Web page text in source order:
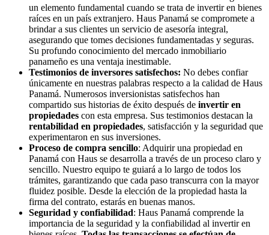
un elemento fundamental cuando se trata de invertir en bienes
raíces en un país extranjero. Haus Panamá se compromete a
brindar a sus clientes un servicio de asesoría integral,
asegurando que tomes decisiones fundamentadas y seguras.
Su profundo conocimiento del mercado inmobiliario
panameño es una ventaja inestimable.
Testimonios de inversores satisfechos: No debes confiar
únicamente en nuestras palabras respecto a la calidad de Haus
Panamá. Numerosos inversionistas satisfechos han
compartido sus historias de éxito después de invertir en
propiedades con esta empresa. Sus testimonios destacan la
rentabilidad en propiedades, satisfacción y la seguridad que
experimentaron en sus inversiones.
Proceso de compra sencillo: Adquirir una propiedad en
Panamá con Haus se desarrolla a través de un proceso claro y
sencillo. Nuestro equipo te guiará a lo largo de todos los
trámites, garantizando que cada paso transcurra con la mayor
fluidez posible. Desde la elección de la propiedad hasta la
firma del contrato, estarás en buenas manos.
Seguridad y confiabilidad: Haus Panamá comprende la
importancia de la seguridad y la confiabilidad al invertir en